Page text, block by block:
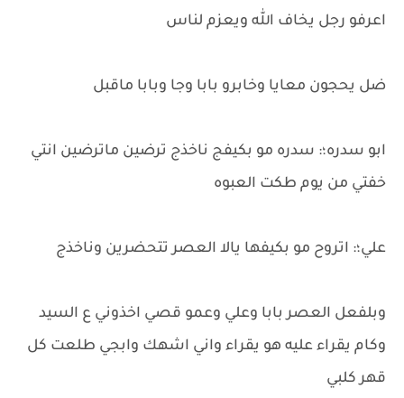
اعرفو رجل يخاف الله ويعزم لناس
ضل يحجون معايا وخابرو بابا وجا وبابا ماقبل
ابو سدره؛: سدره مو بكيفج ناخذج ترضين ماترضين انتي
خفتي من يوم طكت العبوه
علي؛: اتروح مو بكيفها يالا العصر تتحضرين وناخذج
وبلفعل العصر بابا وعلي وعمو قصي اخذوني ع السيد
وكام يقراء عليه هو يقراء واني اشهك وابجي طلعت كل
قهر كلبي